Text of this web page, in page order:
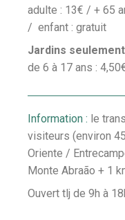
adulte : 13€ / + 65
/ enfant : gratuit
Jardins seulement
de 6 à 17 ans :
Information : le
visiteurs (environ
Oriente /
Monte Abraão + 1
Ouvert tlj de 9h à